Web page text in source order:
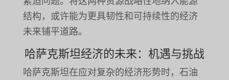
结构，或许能为更具韧性和可持续性的经济
未来铺平道路。
哈萨克斯坦经济的未来：机遇与挑战
哈萨克斯坦在应对复杂的经济形势时，石油